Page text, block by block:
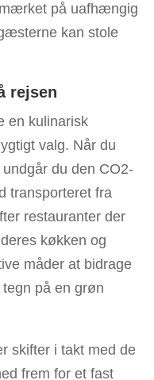
på uafhængig
kan stole
rejsen
en kulinarisk
valg. Når du
du den CO2-
transporteret fra
restauranter der
køkken og
måder at bidrage
på en grøn
skifter i takt med de
frem for et fast